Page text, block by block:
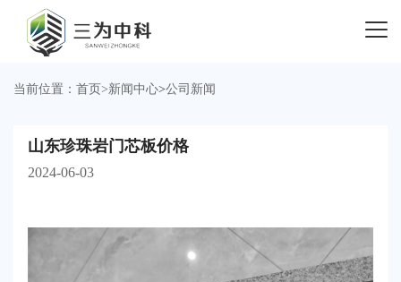
当前位置： 首页 >新闻中心>公司新闻
山东珍珠岩门芯板价格
2024-06-03